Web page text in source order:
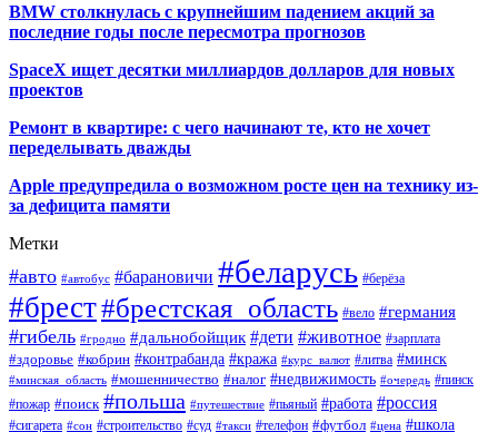
BMW столкнулась с крупнейшим падением акций за
последние годы после пересмотра прогнозов
SpaceX ищет десятки миллиардов долларов для новых
проектов
Ремонт в квартире: с чего начинают те, кто не хочет
переделывать дважды
Apple предупредила о возможном росте цен на технику из-
за дефицита памяти
Метки
#авто #автобус #барановичи #беларусь #берёза
#брест#брестская_область #вело #германия
#гибель #гродно #дальнобойщик #дети #животное #зарплата
#здоровье #кобрин #контрабанда #кража #курс_валют #литва #минск
#минская_область #мошенничество #налог #недвижимость #очередь #пинск
#пожар #поиск #польша #путешествие #пьяный #работа #россия
#сигарета #сон #строительство #суд #такси #телефон #футбол #цена #школа